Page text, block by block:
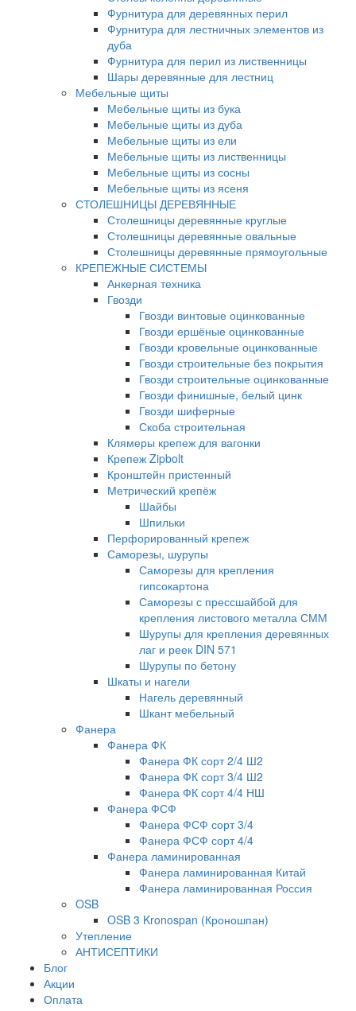
Фурнитура для деревянных перил
Фурнитура для лестничных элементов из
дуба
Фурнитура для перил из лиственницы
Шары деревянные для лестниц
Мебельные щиты
Мебельные щиты из бука
Мебельные щиты из дуба
Мебельные щиты из ели
Мебельные щиты из лиственницы
Мебельные щиты из сосны
Мебельные щиты из ясеня
СТОЛЕШНИЦЫ ДЕРЕВЯННЫЕ
Столешницы деревянные круглые
Столешницы деревянные овальные
Столешницы деревянные прямоугольные
КРЕПЕЖНЫЕ СИСТЕМЫ
Анкерная техника
Гвозди
Гвозди винтовые оцинкованные
Гвозди ершёные оцинкованные
Гвозди кровельные оцинкованные
Гвозди строительные без покрытия
Гвозди строительные оцинкованные
Гвозди финишные, белый цинк
Гвозди шиферные
Скоба строительная
Клямеры крепеж для вагонки
Крепеж Zipbolt
Кронштейн пристенный
Метрический крепёж
Шайбы
Шпильки
Перфорированный крепеж
Саморезы, шурупы
Саморезы для крепления
гипсокартона
Саморезы с прессшайбой для
крепления листового металла СММ
Шурупы для крепления деревянных
лаг и реек DIN 571
Шурупы по бетону
Шкаты и нагели
Нагель деревянный
Шкант мебельный
Фанера
Фанера ФК
Фанера ФК сорт 2/4 Ш2
Фанера ФК сорт 3/4 Ш2
Фанера ФК сорт 4/4 НШ
Фанера ФСФ
Фанера ФСФ сорт 3/4
Фанера ФСФ сорт 4/4
Фанера ламинированная
Фанера ламинированная Китай
Фанера ламинированная Россия
OSB
OSB 3 Kronospan (Кроношпан)
Утепление
АНТИСЕПТИКИ
Блог
Акции
Оплата